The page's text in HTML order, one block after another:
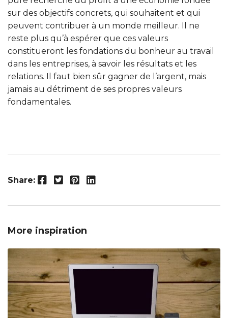
sur des objectifs concrets, qui souhaitent et qui
peuvent contribuer à un monde meilleur. Il ne
reste plus qu’à espérer que ces valeurs
constitueront les fondations du bonheur au travail
dans les entreprises, à savoir les résultats et les
relations. Il faut bien sûr gagner de l’argent, mais
jamais au détriment de ses propres valeurs
fondamentales.
Share: Facebook Twitter Pinterest LinkedIn
More inspiration